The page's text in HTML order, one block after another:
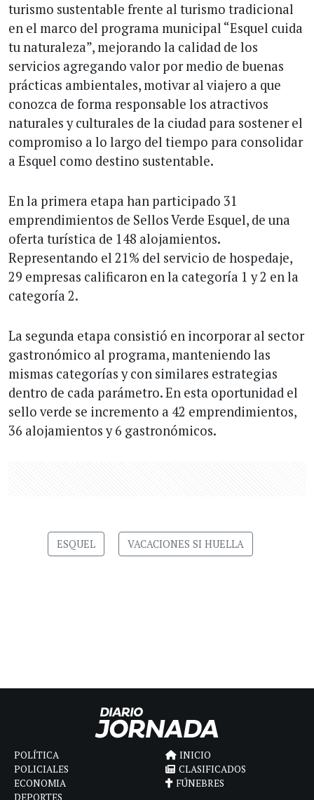
turismo sustentable frente al turismo tradicional
en el marco del programa municipal “Esquel cuida
tu naturaleza”, mejorando la calidad de los
servicios agregando valor por medio de buenas
prácticas ambientales, motivar al viajero a que
conozca de forma responsable los atractivos
naturales y culturales de la ciudad para sostener el
compromiso a lo largo del tiempo para consolidar
a Esquel como destino sustentable.
En la primera etapa han participado 31
emprendimientos de Sellos Verde Esquel, de una
oferta turística de 148 alojamientos.
Representando el 21% del servicio de hospedaje,
29 empresas calificaron en la categoría 1 y 2 en la
categoría 2.
La segunda etapa consistió en incorporar al sector
gastronómico al programa, manteniendo las
mismas categorías y con similares estrategias
dentro de cada parámetro. En esta oportunidad el
sello verde se incremento a 42 emprendimientos,
36 alojamientos y 6 gastronómicos.
ESQUEL VACACIONES SI HUELLA
POLÍTICA
POLICIALES
ECONOMIA
DEPORTES
INICIO
CLASIFICADOS
FÚNEBRES